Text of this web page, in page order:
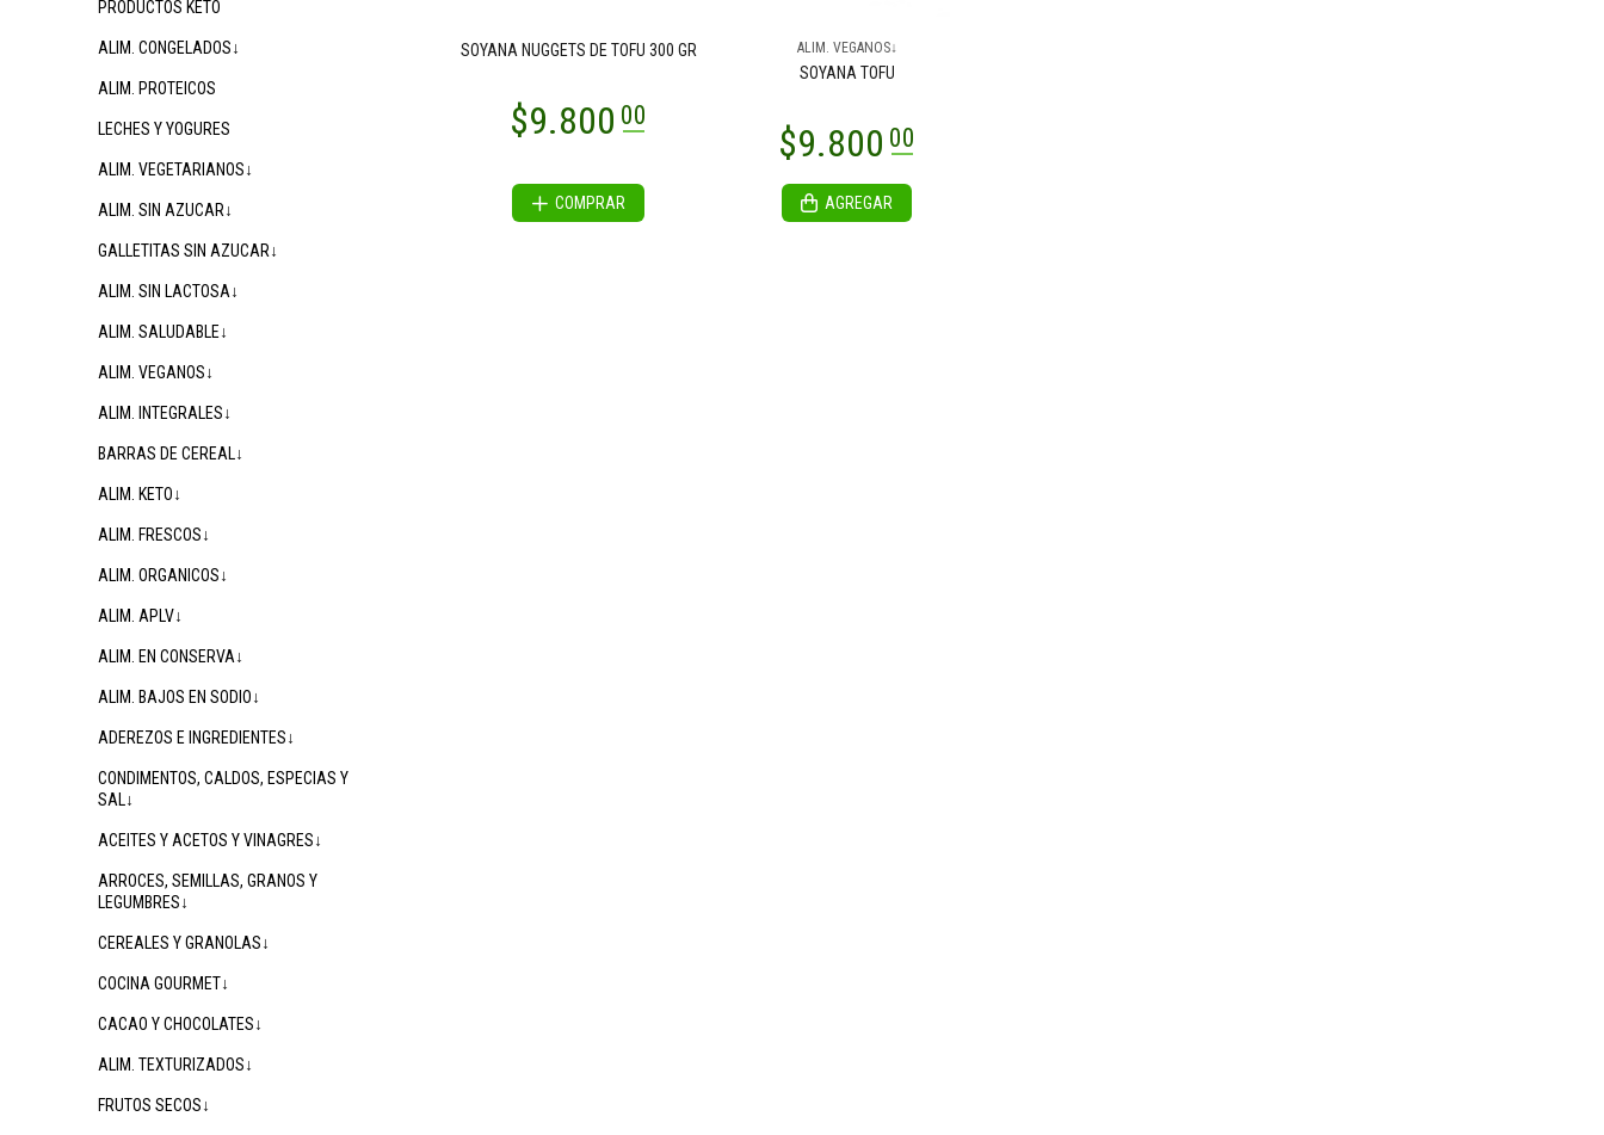
PRODUCTOS KETO
ALIM. CONGELADOS↓
ALIM. PROTEICOS
LECHES Y YOGURES
ALIM. VEGETARIANOS↓
ALIM. SIN AZUCAR↓
GALLETITAS SIN AZUCAR↓
ALIM. SIN LACTOSA↓
ALIM. SALUDABLE↓
ALIM. VEGANOS↓
ALIM. INTEGRALES↓
BARRAS DE CEREAL↓
ALIM. KETO↓
ALIM. FRESCOS↓
ALIM. ORGANICOS↓
ALIM. APLV↓
ALIM. EN CONSERVA↓
ALIM. BAJOS EN SODIO↓
ADEREZOS E INGREDIENTES↓
CONDIMENTOS, CALDOS, ESPECIAS Y
SAL↓
ACEITES Y ACETOS Y VINAGRES↓
ARROCES, SEMILLAS, GRANOS Y
LEGUMBRES↓
CEREALES Y GRANOLAS↓
COCINA GOURMET↓
CACAO Y CHOCOLATES↓
ALIM. TEXTURIZADOS↓
FRUTOS SECOS↓
SOYANA NUGGETS DE TOFU 300 GR
COMPRAR
ALIM. VEGANOS↓
SOYANA TOFU
AGREGAR